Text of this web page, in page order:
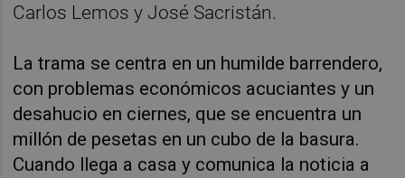
Carlos Lemos y José Sacristán.
La trama se centra en un humilde barrendero,
con problemas económicos acuciantes y un
desahucio en ciernes, que se encuentra un
millón de pesetas en un cubo de la basura.
Cuando llega a casa y comunica la noticia a